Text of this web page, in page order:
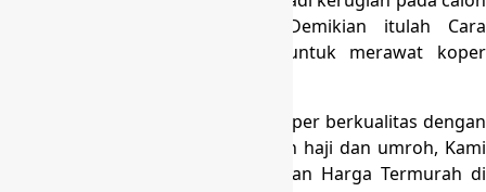
jamaah umroh maupun haji. Demikian itulah Cara
Merawat Koper. Ternyata cara untuk merawat koper
Nah jika anda ingin mencari tas koper berkualitas dengan
harga terjangkau untuk kebutuhan haji dan umroh, Kami
sebagai produksi Tas Koper dengan Harga Termurah di